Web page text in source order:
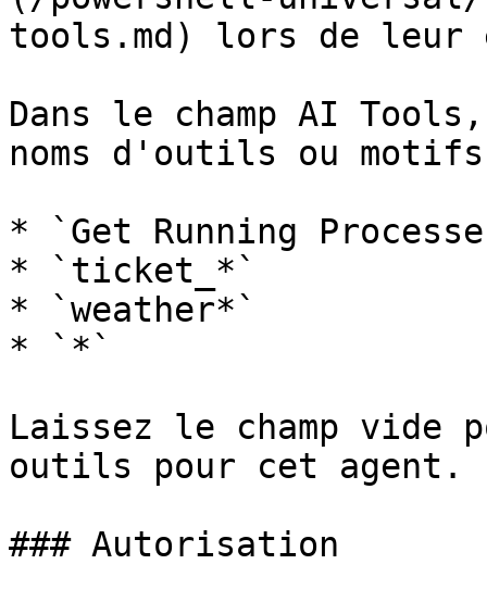
tools.md) lors de leur
Dans le champ AI
noms d'outils ou
* `Get Running
* `ticket_*`
* `weather*`
* `*`
Laissez le champ vide
outils pour cet agent.
### Autorisation